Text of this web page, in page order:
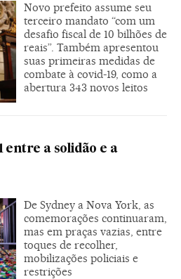
Novo prefeito assume seu
terceiro mandato “com um
desafio fiscal de 10 bilhões de
reais”. Também apresentou
suas primeiras medidas de
combate à covid-19, como a
abertura 343 novos leitos
entre a solidão e a
De Sydney a Nova York, as
comemorações continuaram,
mas em praças vazias, entre
toques de recolher,
mobilizações policiais e
restrições